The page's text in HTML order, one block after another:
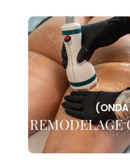
REMODELAGE